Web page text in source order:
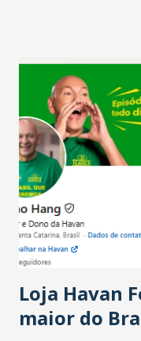
confraternizações de
Salário para um
país tem a menor taxa
Ainda segundo a
bares e restaurantes
registraram equilíbrio
estabelecimentos no
do observado no mês
novembro. Em relação
cresceu. De acordo
Loja Havan
maior do